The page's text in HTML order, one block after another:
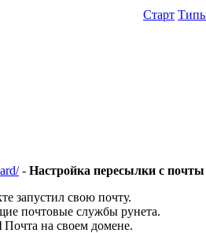
Старт
- Настройка пересылки с
запустил свою почту.
почтовые службы рунета.
Почта на своем домене.